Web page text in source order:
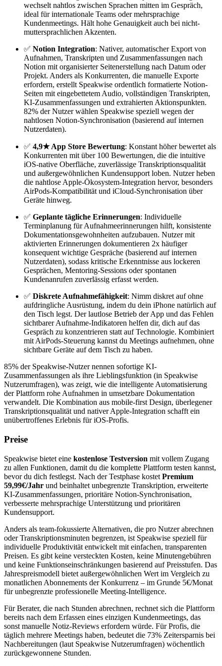
wechselt nahtlos zwischen Sprachen mitten im Gespräch,
ideal für internationale Teams oder mehrsprachige
Kundenmeetings. Hält hohe Genauigkeit auch bei nicht-
muttersprachlichen Akzenten.
✅ Notion Integration: Nativer, automatischer Export von
Aufnahmen, Transkripten und Zusammenfassungen nach
Notion mit organisierter Seitenerstellung nach Datum oder
Projekt. Anders als Konkurrenten, die manuelle Exporte
erfordern, erstellt Speakwise ordentlich formatierte Notion-
Seiten mit eingebettetem Audio, vollständigen Transkripten,
KI-Zusammenfassungen und extrahierten Aktionspunkten.
82% der Nutzer wählen Speakwise speziell wegen der
nahtlosen Notion-Synchronisation (basierend auf internen
Nutzerdaten).
✅ 4,9★ App Store Bewertung: Konstant höher bewertet als
Konkurrenten mit über 100 Bewertungen, die die intuitive
iOS-native Oberfläche, zuverlässige Transkriptionsqualität
und außergewöhnlichen Kundensupport loben. Nutzer heben
die nahtlose Apple-Ökosystem-Integration hervor, besonders
AirPods-Kompatibilität und iCloud-Synchronisation über
Geräte hinweg.
✅ Geplante tägliche Erinnerungen: Individuelle
Terminplanung für Aufnahmeerinnerungen hilft, konsistente
Dokumentationsgewohnheiten aufzubauen. Nutzer mit
aktivierten Erinnerungen dokumentieren 2x häufiger
konsequent wichtige Gespräche (basierend auf internen
Nutzerdaten), sodass kritische Erkenntnisse aus lockeren
Gesprächen, Mentoring-Sessions oder spontanen
Kundenanrufen zuverlässig erfasst werden.
✅ Diskrete Aufnahmefähigkeit: Nimm diskret auf ohne
aufdringliche Ausrüstung, indem du dein iPhone natürlich auf
den Tisch legst. Der lautlose Betrieb der App und das Fehlen
sichtbarer Aufnahme-Indikatoren helfen dir, dich auf das
Gespräch zu konzentrieren statt auf Technologie. Kombiniert
mit AirPods-Steuerung kannst du Meetings aufnehmen, ohne
sichtbare Geräte auf dem Tisch zu haben.
85% der Speakwise-Nutzer nennen sofortige KI-
Zusammenfassungen als ihre Lieblingsfunktion (in Speakwise
Nutzerumfragen), was zeigt, wie die intelligente Automatisierung
der Plattform rohe Aufnahmen in umsetzbare Dokumentation
verwandelt. Die Kombination aus mobile-first Design, überlegener
Transkriptionsqualität und nativer Apple-Integration schafft ein
unübertroffenes Erlebnis für iOS-Profis.
Preise
Speakwise bietet eine kostenlose Testversion mit vollem Zugang
zu allen Funktionen, damit du die komplette Plattform testen kannst,
bevor du dich festlegst. Nach der Testphase kostet Premium
59,99€/Jahr und beinhaltet unbegrenzte Transkription, erweiterte
KI-Zusammenfassungen, prioritäre Notion-Synchronisation,
verbesserte mehrsprachige Unterstützung und prioritären
Kundensupport.
Anders als team-fokussierte Alternativen, die pro Nutzer abrechnen
oder Transkriptionsminuten begrenzen, ist Speakwise speziell für
individuelle Produktivität entwickelt mit einfachen, transparenten
Preisen. Es gibt keine versteckten Kosten, keine Minutengebühren
und keine Funktionseinschränkungen basierend auf Preisstufen. Das
Jahrespreismodell bietet außergewöhnlichen Wert im Vergleich zu
monatlichen Abonnements der Konkurrenz – im Grunde 5€/Monat
für unbegrenzte professionelle Meeting-Intelligence.
Für Berater, die nach Stunden abrechnen, rechnet sich die Plattform
bereits nach dem Erfassen eines einzigen Kundenmeetings, das
sonst manuelle Notiz-Reviews erfordern würde. Für Profis, die
täglich mehrere Meetings haben, bedeutet die 73% Zeitersparnis bei
Nachbereitungen (laut Speakwise Nutzerumfragen) wöchentlich
zurückgewonnene Stunden.